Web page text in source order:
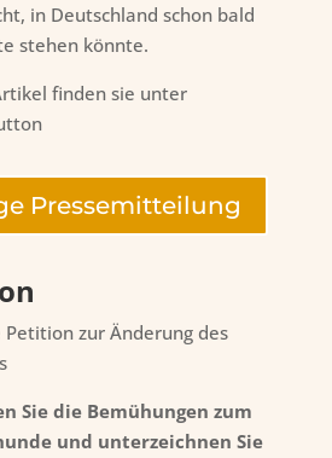
in Deutschland schon bald
stehen könnte.
finden sie unter
Pressemitteilung
zur Änderung des
Sie die Bemühungen zum
und unterzeichnen Sie